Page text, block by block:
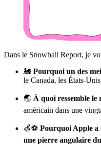
Dans le Snowball Report, je
🚂 Pourquoi un des
le Canada, les États-
🌏 À quoi ressemble le
américain dans une
🍏⚽️ Pourquoi Apple a
une pierre angulaire